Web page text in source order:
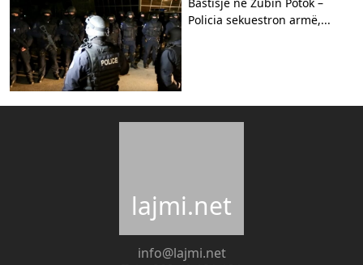
Policia sekuestron armë,...
lajmi.net
info@lajmi.net